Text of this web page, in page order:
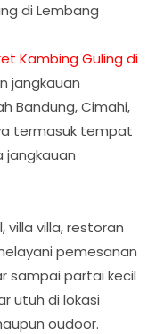
di Lembang
Kambing Guling di
jangkauan
Bandung, Cimahi,
termasuk tempat
villa villa, restoran
pemesanan
sampai partai kecil
utuh di lokasi
oudoor.